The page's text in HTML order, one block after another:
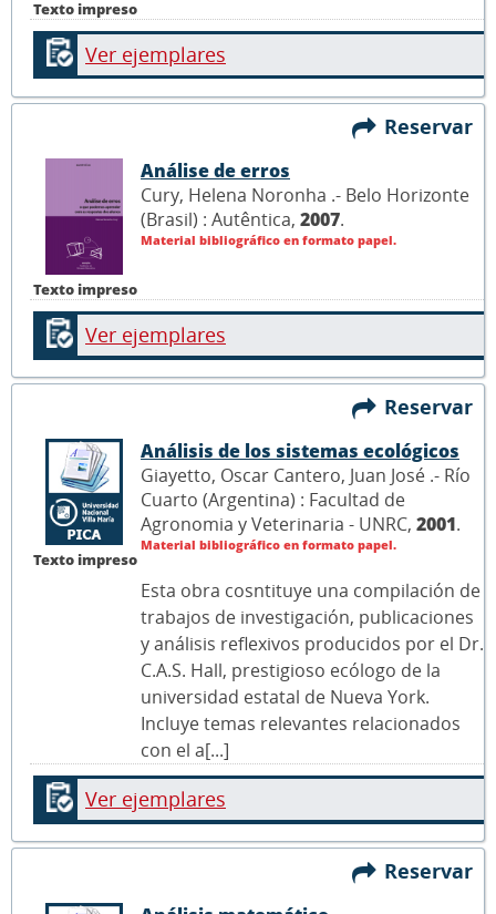
Texto impreso
Ver ejemplares
Reservar
Texto impreso
Análise de erros
Cury, Helena Noronha .- Belo Horizonte
(Brasil) : Autêntica, 2007.
Material bibliográfico en formato papel.
Ver ejemplares
Reservar
Texto impreso
Análisis de los sistemas ecológicos
Giayetto, Oscar Cantero, Juan José .- Río
Cuarto (Argentina) : Facultad de
Agronomia y Veterinaria - UNRC, 2001.
Material bibliográfico en formato papel.
Esta obra cosntituye una compilación de
trabajos de investigación, publicaciones
y análisis reflexivos producidos por el Dr.
C.A.S. Hall, prestigioso ecólogo de la
universidad estatal de Nueva York.
Incluye temas relevantes relacionados
con el a[...]
Ver ejemplares
Reservar